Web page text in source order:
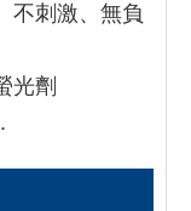
不刺激、無負
光劑